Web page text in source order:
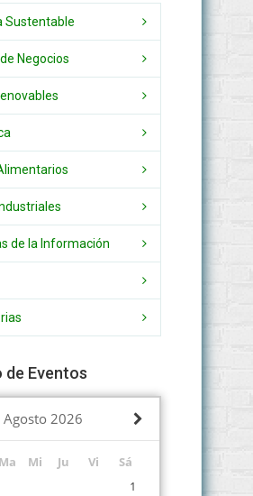
Sustentable
Negocios
de la Información
de Eventos
Agosto 2026
Ma Mi Ju Vi
Sá
1